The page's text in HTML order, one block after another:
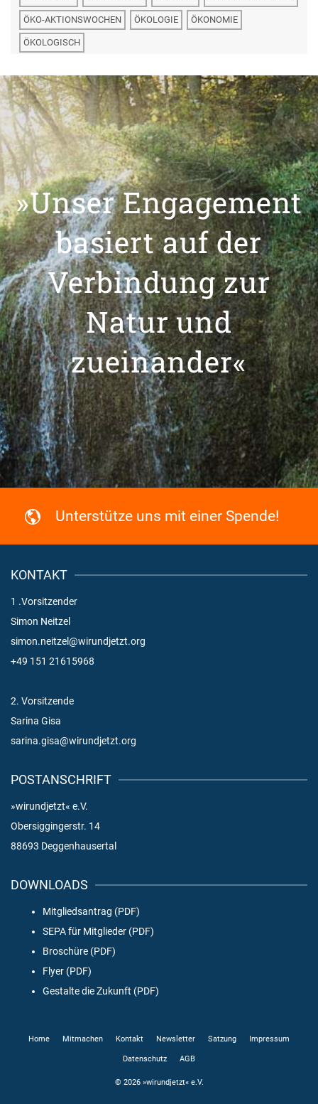
ÖKO-AKTIONSWOCHEN ÖKOLOGIE ÖKONOMIE
ÖKOLOGISCH
»Unser Engagement
basiert auf der
Verbindung zur
Natur und
zueinander«
Unterstütze uns mit einer Spende!
KONTAKT
1 .Vorsitzender
Simon Neitzel
simon.neitzel@wirundjetzt.org
+49 151 21615968
2. Vorsitzende
Sarina Gisa
sarina.gisa@wirundjetzt.org
POSTANSCHRIFT
»wirundjetzt« e.V.
Obersiggingerstr. 14
88693 Deggenhausertal
DOWNLOADS
Mitgliedsantrag (PDF)
SEPA für Mitglieder (PDF)
Broschüre (PDF)
Flyer (PDF)
Gestalte die Zukunft (PDF)
Home Mitmachen Kontakt Newsletter Satzung Impressum
Datenschutz AGB
© 2026 »wirundjetzt« e.V.